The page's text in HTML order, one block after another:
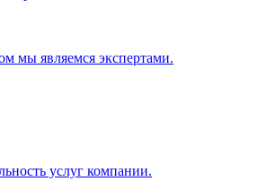
мы являемся экспертами.
услуг компании.